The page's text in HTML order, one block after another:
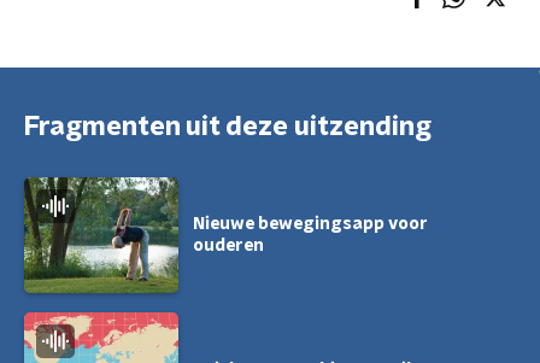
Fragmenten uit deze uitzending
Nieuwe bewegingsapp voor
ouderen